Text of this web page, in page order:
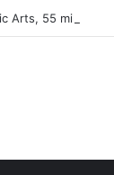
Arts, 55 milyar